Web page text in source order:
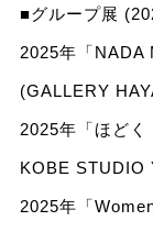
■グループ展
2025年「
(GALLERY
2025年「ほど
KOBE STUDIO
2025年「